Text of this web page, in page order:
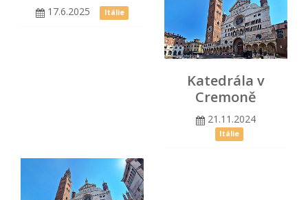
17.6.2025 Itálie
Katedrála v
Cremoně
21.11.2024
Itálie